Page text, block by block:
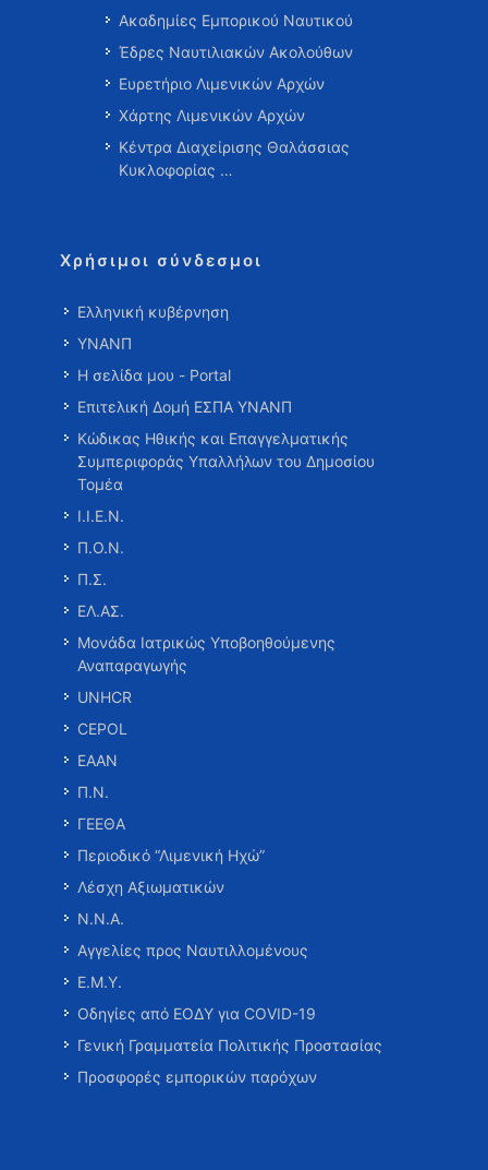
Ακαδημίες Εμπορικού Ναυτικού
Έδρες Ναυτιλιακών Ακολούθων
Ευρετήριο Λιμενικών Αρχών
Χάρτης Λιμενικών Αρχών
Κέντρα Διαχείρισης Θαλάσσιας
Κυκλοφορίας …
Χρήσιμοι σύνδεσμοι
Ελληνική κυβέρνηση
ΥΝΑΝΠ
Η σελίδα μου - Portal
Επιτελική Δομή ΕΣΠΑ ΥΝΑΝΠ
Κώδικας Ηθικής και Επαγγελματικής
Συμπεριφοράς Υπαλλήλων του Δημοσίου
Τομέα
Ι.Ι.Ε.Ν.
Π.Ο.Ν.
Π.Σ.
ΕΛ.ΑΣ.
Μονάδα Ιατρικώς Υποβοηθούμενης
Αναπαραγωγής
UNHCR
CEPOL
ΕΑΑΝ
Π.Ν.
ΓΕΕΘΑ
Περιοδικό “Λιμενική Ηχώ”
Λέσχη Αξιωματικών
Ν.Ν.Α.
Αγγελίες προς Ναυτιλλομένους
Ε.Μ.Υ.
Οδηγίες από ΕΟΔΥ για COVID-19
Γενική Γραμματεία Πολιτικής Προστασίας
Προσφορές εμπορικών παρόχων